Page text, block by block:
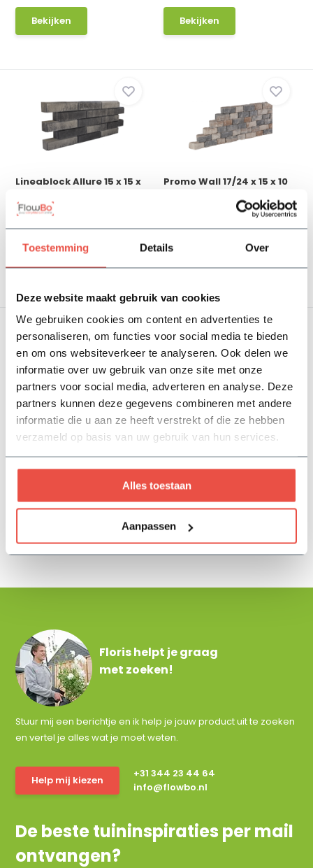
Toestemming Details Over
Deze website maakt gebruik van cookies
We gebruiken cookies om content en advertenties te
personaliseren, om functies voor social media te bieden
en om ons websiteverkeer te analyseren. Ook delen we
informatie over uw gebruik van onze site met onze
partners voor social media, adverteren en analyse. Deze
partners kunnen deze gegevens combineren met andere
informatie die u aan ze heeft verstrekt of die ze hebben
verzameld op basis van uw gebruik van hun services.
Alles toestaan
Aanpassen
Bekijken Bekijken
Lineablock Allure 15 x 15 x
Op voorraad
6,60
Promo Wall 17/24 x 15 x 10
Op voorraad
4,70
Combiwall duo 30 x 10 x 10
cm - Mont Bla...
4,75
Floris helpt je graag
met zoeken!
Stuur mij een berichtje en ik help je jouw product uit te zoeken
en vertel je alles wat je moet weten.
Help mij kiezen
+31 344 23 44 64
info@flowbo.nl
De beste tuininspiraties per mail
ontvangen?